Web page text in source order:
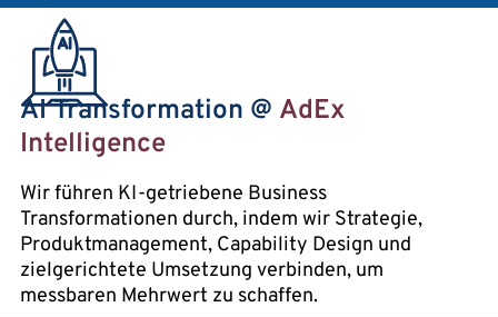
AI Transformation @ AdEx
Intelligence
Wir führen KI-getriebene Business
Transformationen durch, indem wir Strategie,
Produktmanagement, Capability Design und
zielgerichtete Umsetzung verbinden, um
messbaren Mehrwert zu schaffen.